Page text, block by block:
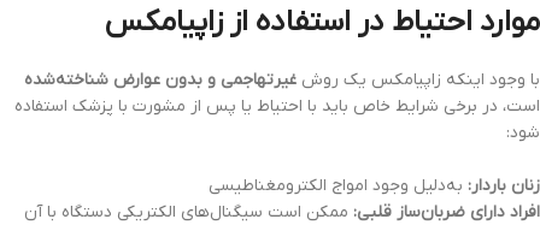
موارد احتیاط در استفاده از زاپیامکس
با وجود اینکه زاپیامکس یک روش غیرتهاجمی و بدون عوارض شناخته‌شده
است، در برخی شرایط خاص باید با احتیاط یا پس از مشورت با پزشک استفاده
شود:
زنان باردار: به‌دلیل وجود امواج الکترومغناطیسی
افراد دارای ضربان‌ساز قلبی: ممکن است سیگنال‌های الکتریکی دستگاه با آن